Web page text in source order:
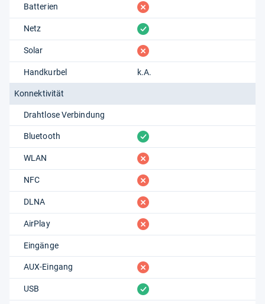
Batterien fehlt
Netz vorhanden
Solar fehlt
Handkurbel k.A.
Konnektivität
Drahtlose Verbindung
Bluetooth vorhanden
WLAN fehlt
NFC fehlt
DLNA fehlt
AirPlay fehlt
Eingänge
AUX-Eingang fehlt
USB vorhanden